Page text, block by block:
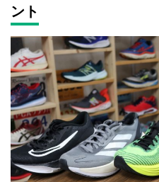
ント